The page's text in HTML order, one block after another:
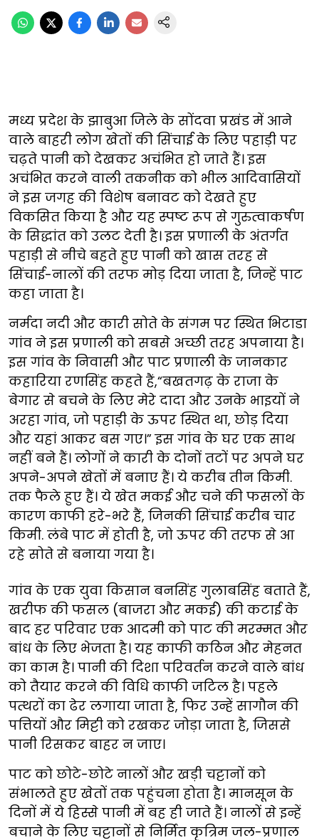
मध्य प्रदेश के झाबुआ जिले के सोंदवा प्रखंड में आने
वाले बाहरी लोग खेतों की सिंचाई के लिए पहाड़ी पर
चढ़ते पानी को देखकर अचंभित हो जाते हैं। इस
अचंभित करने वाली तकनीक को भील आदिवासियों
ने इस जगह की विशेष बनावट को देखते हुए
विकसित किया है और यह स्पष्ट रूप से गुरुत्वाकर्षण
के सिद्धांत को उलट देती है। इस प्रणाली के अंतर्गत
पहाड़ी से नीचे बहते हुए पानी को खास तरह से
सिंचाई-नालों की तरफ मोड़ दिया जाता है, जिन्हें पाट
कहा जाता है।
नर्मदा नदी और कारी सोते के संगम पर स्थित भिटाडा
गांव ने इस प्रणाली को सबसे अच्छी तरह अपनाया है।
इस गांव के निवासी और पाट प्रणाली के जानकार
कहारिया रणसिंह कहते हैं,“बखतगढ़ के राजा के
बेगार से बचने के लिए मेरे दादा और उनके भाइयों ने
अरहा गांव, जो पहाड़ी के ऊपर स्थित था, छोड़ दिया
और यहां आकर बस गए।” इस गांव के घर एक साथ
नहीं बने हैं। लोगों ने कारी के दोनों तटों पर अपने घर
अपने-अपने खेतों में बनाए हैं। ये करीब तीन किमी.
तक फैले हुए हैं। ये खेत मकई और चने की फसलों के
कारण काफी हरे-भरे हैं, जिनकी सिंचाई करीब चार
किमी. लंबे पाट में होती है, जो ऊपर की तरफ से आ
रहे सोते से बनाया गया है।
गांव के एक युवा किसान बनसिंह गुलाबसिंह बताते हैं,
खरीफ की फसल (बाजरा और मकई) की कटाई के
बाद हर परिवार एक आदमी को पाट की मरम्मत और
बांध के लिए भेजता है। यह काफी कठिन और मेहनत
का काम है। पानी की दिशा परिवर्तन करने वाले बांध
को तैयार करने की विधि काफी जटिल है। पहले
पत्थरों का ढेर लगाया जाता है, फिर उन्हें सागौन की
पत्तियों और मिट्टी को रखकर जोड़ा जाता है, जिससे
पानी रिसकर बाहर न जाए।
पाट को छोटे-छोटे नालों और खड़ी चट्टानों को
संभालते हुए खेतों तक पहुंचना होता है। मानसून के
दिनों में ये हिस्से पानी में बह ही जाते हैं। नालों से इन्हें
बचाने के लिए चट्टानों से निर्मित कृत्रिम जल-प्रणाल